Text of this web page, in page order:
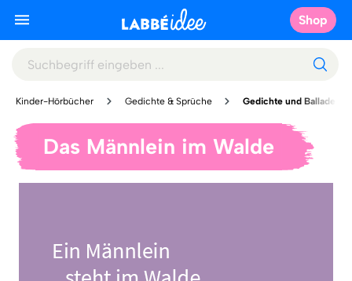
Shop
Kinder-Hörbücher Gedichte & Sprüche Gedichte und Balladen
Das Männlein im Walde